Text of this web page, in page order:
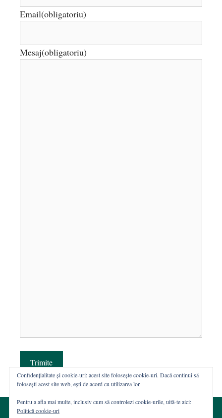
Email(obligatoriu)
Mesaj(obligatoriu)
Trimite
Confidențialitate și cookie-uri: acest site folosește cookie-uri. Dacă continui să
folosești acest site web, ești de acord cu utilizarea lor.
Pentru a afla mai multe, inclusiv cum să controlezi cookie-urile, uită-te aici:
Politică cookie-uri